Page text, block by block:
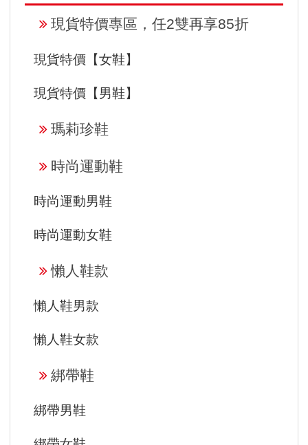
現貨特價專區，任2雙再享85折
現貨特價【女鞋】
現貨特價【男鞋】
瑪莉珍鞋
時尚運動鞋
時尚運動男鞋
時尚運動女鞋
懶人鞋款
懶人鞋男款
懶人鞋女款
綁帶鞋
綁帶男鞋